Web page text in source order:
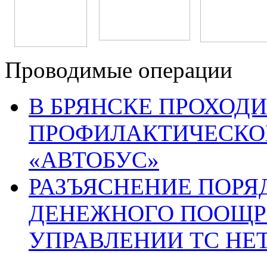
Проводимые операции
В БРЯНСКЕ
«АВТОБУС»
РАЗЪЯСНЕНИЕ
ДЕНЕЖНОГО
УПРАВЛЕНИИ ТС